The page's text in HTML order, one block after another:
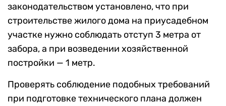
законодательством установлено, что при
строительстве жилого дома на приусадебном
участке нужно соблюдать отступ 3 метра от
забора, а при возведении хозяйственной
постройки — 1 метр.
Проверять соблюдение подобных требований
при подготовке технического плана должен